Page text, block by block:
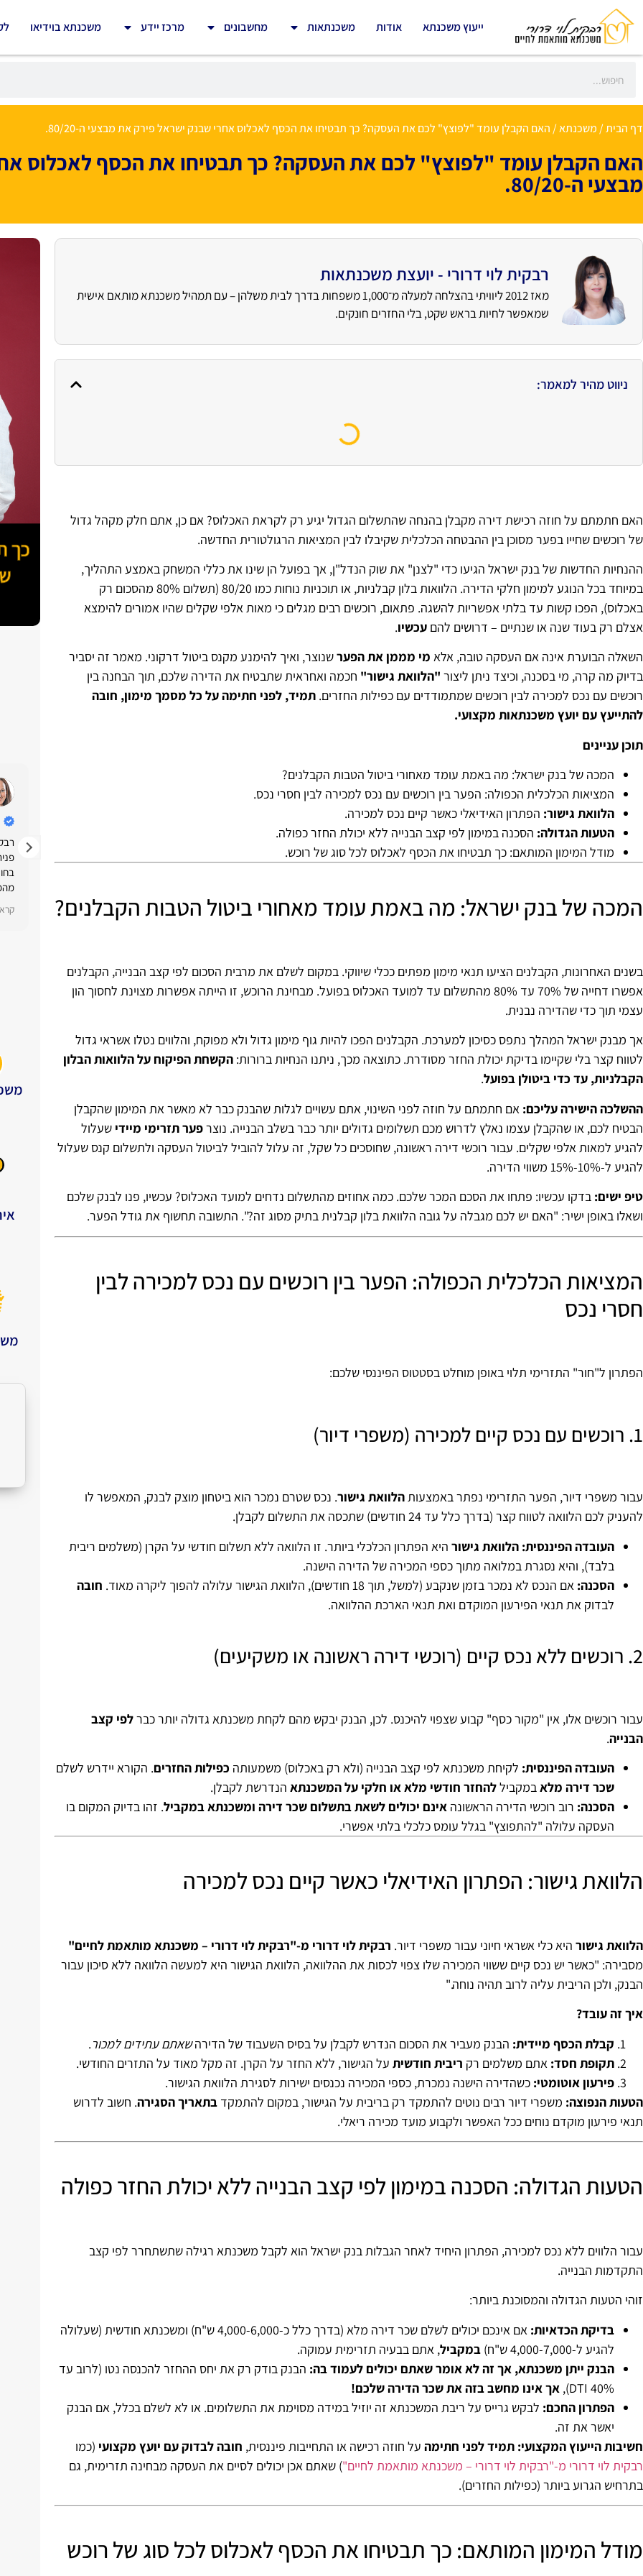
ייעוץ משכנתא אודות משכנתאות מחשבונים מרכז יידע משכנתא בוידיאו
דף הבית/ משכנתא/ האם הקבלן עומד "לפוצץ" לכם את העסקה? כך תבטיחו את הכסף לאכלוס אחרי שבנק ישראל פירק את מבצעי ה-80/20.
האם הקבלן עומד "לפוצץ" לכם את העסקה? כך תבטיחו את הכסף לאכלוס
מבצעי ה-80/20.
רבקית לוי דרורי - יועצת משכנתאות
מאז 2012 ליוויתי בהצלחה למעלה מ־1,000 משפחות בדרך לבית משלהן – עם תמהיל משכנתא מותאם אישית
שמאפשר לחיות בראש שקט, בלי החזרים חונקים.
ניווט מהיר למאמר:
האם חתמתם על חוזה רכישת דירה מקבלן בהנחה שהתשלום הגדול יגיע רק לקראת האכלוס? אם כן, אתם חלק מקהל גדול
של רוכשים שחייו בפער מסוכן בין ההבטחה הכלכלית שקיבלו לבין המציאות הרגולטורית החדשה.
ההנחיות החדשות של בנק ישראל הגיעו כדי "לצנן" את שוק הנדל"ן, אך בפועל הן שינו את כללי המשחק באמצע התהליך,
במיוחד בכל הנוגע למימון חלקי הדירה. הלוואות בלון קבלניות, או תוכניות נוחות כמו 80/20 (תשלום 80% מהסכום רק
באכלוס), הפכו קשות עד בלתי אפשריות להשגה. פתאום, רוכשים רבים מגלים כי מאות אלפי שקלים שהיו אמורים להימצא
אצלם רק בעוד שנה או שנתיים – דרושים להם עכשיו.
השאלה הבוערת אינה אם העסקה טובה, אלא מי מממן את הפערשנוצר, ואיך להימנע מקנס ביטול דרקוני. מאמר זה יסביר
בדיוק מה קרה, מי בסכנה, וכיצד ניתן ליצור "הלוואת גישור" חכמה ואחראית שתבטיח את הדירה שלכם, תוך הבחנה בין
רוכשים עם נכס למכירה לבין רוכשים שמתמודדים עם כפילות החזרים. תמיד, לפני חתימה על כל מסמך מימון, חובה
להתייעץ עם יועץ משכנתאות מקצועי.
תוכן עניינים
המכה של בנק ישראל: מה באמת עומד מאחורי ביטול הטבות הקבלנים?
המציאות הכלכלית הכפולה: הפער בין רוכשים עם נכס למכירה לבין חסרי נכס.
הלוואת גישור: הפתרון האידיאלי כאשר קיים נכס למכירה.
הטעות הגדולה: הסכנה במימון לפי קצב הבנייה ללא יכולת החזר כפולה.
מודל המימון המותאם: כך תבטיחו את הכסף לאכלוס לכל סוג של רוכש.
המכה של בנק ישראל: מה באמת עומד מאחורי ביטול הטבות הקבלנים?
בשנים האחרונות, הקבלנים הציעו תנאי מימון מפתים ככלי שיווקי. במקום לשלם את מרבית הסכום לפי קצב הבנייה, הקבלנים
אפשרו דחייה של 70% עד 80% מהתשלום עד למועד האכלוס בפועל. מבחינת הרוכש, זו הייתה אפשרות מצוינת לחסוך הון
עצמי תוך כדי שהדירה נבנית.
אך מבנק ישראל המהלך נתפס כסיכון למערכת. הקבלנים הפכו להיות גוף מימון גדול ולא מפוקח, והלווים נטלו אשראי גדול
לטווח קצר בלי שקיימו בדיקת יכולת החזר מסודרת. כתוצאה מכך, ניתנו הנחיות ברורות: הקשחת הפיקוח על הלוואות הבלון
הקבלניות, עד כדי ביטולן בפועל.
ההשלכה הישירה עליכם: אם חתמתם על חוזה לפני השינוי, אתם עשויים לגלות שהבנק כבר לא מאשר את המימון שהקבלן
הבטיח לכם, או שהקבלן עצמו נאלץ לדרוש מכם תשלומים גדולים יותר כבר בשלב הבנייה. נוצרפער תזרימי מיידי שעלול
להגיע למאות אלפי שקלים. עבור רוכשי דירה ראשונה, שחוסכים כל שקל, זה עלול להוביל לביטול העסקה ולתשלום קנס שעלול
להגיע ל-10%-15% משווי הדירה.
טיפ ישים: בדקו עכשיו: פתחו את הסכם המכר שלכם. כמה אחוזים מהתשלום נדחים למועד האכלוס? עכשיו, פנו לבנק שלכם
ושאלו באופן ישיר: "האם יש לכם מגבלה על גובה הלוואת בלון קבלנית בתיק מסוג זה?". התשובה תחשוף את גודל הפער.
המציאות הכלכלית הכפולה: הפער בין רוכשים עם נכס למכירה לבין
חסרי נכס
הפתרון ל"חור" התזרימי תלוי באופן מוחלט בסטטוס הפיננסי שלכם:
1. רוכשים עם נכס קיים למכירה (משפרי דיור)
עבור משפרי דיור, הפער התזרימי נפתר באמצעותהלוואת גישור. נכס שטרם נמכר הוא ביטחון מוצק לבנק, המאפשר לו
להעניק לכם הלוואה לטווח קצר (בדרך כלל עד 24 חודשים) שתכסה את התשלום לקבלן.
העובדה הפיננסית: הלוואת גישור היא הפתרון הכלכלי ביותר. זו הלוואה ללא תשלום חודשי על הקרן (משלמים ריבית
בלבד), והיא נסגרת במלואה מתוך כספי המכירה של הדירה הישנה.
הסכנה: אם הנכס לא נמכר בזמן שנקבע (למשל, תוך 18 חודשים), הלוואת הגישור עלולה להפוך ליקרה מאוד.
חובה
לבדוק את תנאי הפירעון המוקדם ואת תנאי הארכת ההלוואה.
2. רוכשים ללא נכס קיים (רוכשי דירה ראשונה או משקיעים)
עבור רוכשים אלו, אין "מקור כסף" קבוע שצפוי להיכנס. לכן, הבנק יבקש מהם לקחת משכנתא גדולה יותר כברלפי קצב
הבנייה.
העובדה הפיננסית: לקיחת משכנתא לפי קצב הבנייה (ולא רק באכלוס) משמעותה כפילות החזרים. הקורא יידרש לשלם
שכר דירה מלאבמקביללהחזר חודשי מלא או חלקי על המשכנתא הנדרשת לקבלן.
הסכנה: רוב רוכשי הדירה הראשונה אינם יכולים לשאת בתשלום שכר דירה ומשכנתא במקביל. זהו בדיוק המקום בו
העסקה עלולה "להתפוצץ" בגלל עומס כלכלי בלתי אפשרי.
הלוואת גישור: הפתרון האידיאלי כאשר קיים נכס למכירה
הלוואת גישור היא כלי אשראי חיוני עבור משפרי דיור. רבקית לוי דרורי מ-"רבקית לוי דרורי – משכנתא מותאמת לחיים"
מסבירה: "כאשר יש נכס קיים ששווי המכירה שלו צפוי לכסות את ההלוואה, הלוואת הגישור היא למעשה הלוואה ללא סיכון עבור
הבנק, ולכן הריבית עליה לרוב תהיה נוחה."
איך זה עובד?
קבלת הכסף מיידית: הבנק מעביר את הסכום הנדרש לקבלן על בסיס השעבוד של הדירהשאתם עתידים למכור.
תקופת חסד: אתם משלמים רק ריבית חודשית על הגישור, ללא החזר על הקרן. זה מקל מאוד על התזרים החודשי.
פירעון אוטומטי: כשהדירה הישנה נמכרת, כספי המכירה נכנסים ישירות לסגירת הלוואת הגישור.
הטעות הנפוצה: משפרי דיור רבים נוטים להתמקד רק בריבית על הגישור, במקום להתמקד בתאריך הסגירה. חשוב לדרוש
תנאי פירעון מוקדם נוחים ככל האפשר ולקבוע מועד מכירה ריאלי.
הטעות הגדולה: הסכנה במימון לפי קצב הבנייה ללא יכולת החזר כפולה
עבור הלווים ללא נכס למכירה, הפתרון היחיד לאחר הגבלות בנק ישראל הוא לקבל משכנתא רגילה שתשתחרר לפי קצב
התקדמות הבנייה.
זוהי הטעות הגדולה והמסוכנת ביותר:
בדיקת הכדאיות:
אם אינכם יכולים לשלם שכר דירה מלא (בדרך כלל כ-4,000-6,000 ש"ח) ומשכנתא חודשית (שעלולה
להגיע ל-4,000-7,000 ש"ח)
במקביל, אתם בבעיה תזרימית עמוקה.
הבנק ייתן משכנתא, אך זה לא אומר שאתם יכולים לעמוד בה: הבנק בודק רק את יחס ההחזר להכנסה נטו (לרוב עד
40% DTI),
אך אינו מחשב בזה את שכר הדירה שלכם!
הפתרון החכם: לבקש גרייס על ריבת המשכנתא זה יוזיל במידה מסוימת את התשלומים. או לא לשלם בכלל, אם הבנק
יאשר את זה.
חשיבות הייעוץ המקצועי: תמיד לפני חתימה על חוזה רכישה או התחייבות פיננסית, חובה לבדוק עם יועץ מקצועי (כמו
רבקית לוי דרורי מ-"רבקית לוי דרורי – משכנתא מותאמת לחיים") שאתם אכן יכולים לסיים את העסקה מבחינה תזרימית, גם
בתרחיש הגרוע ביותר (כפילות החזרים).
מודל המימון המותאם: כך תבטיחו את הכסף לאכלוס לכל סוג של רוכש
את
תודה רבה שירי. היה תענוג ללוות אותך.
קרא עוד
1 לפני שנה
רבקית ליוותה אותנו בתהליך המשכנתא במקצועיות,
סבלנות ואכפתיות אמיתית.
ממליצים מכל הלב
קרא עוד